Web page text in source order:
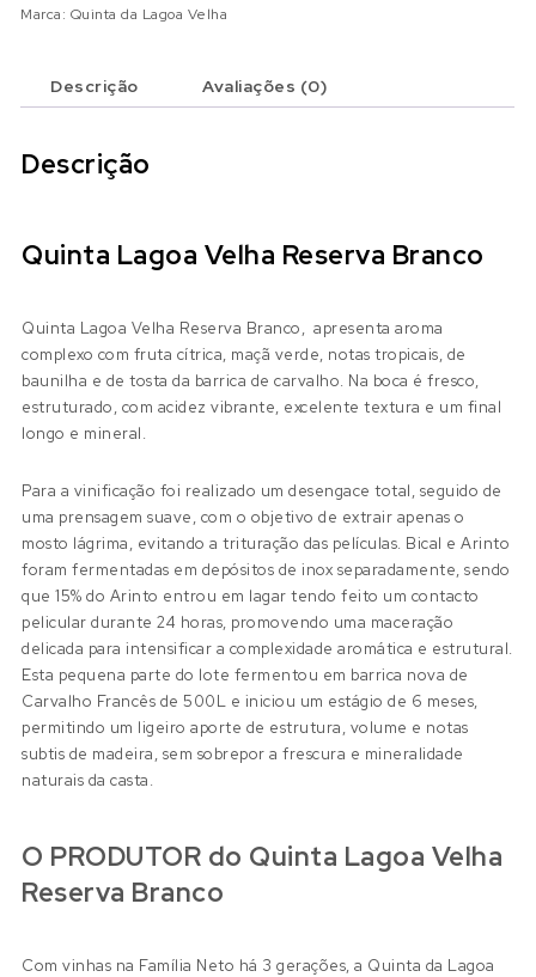
Marca: Quinta da Lagoa Velha
Descrição Avaliações (0)
Descrição
Quinta Lagoa Velha Reserva Branco
Quinta Lagoa Velha Reserva Branco, apresenta aroma
complexo com fruta cítrica, maçã verde, notas tropicais, de
baunilha e de tosta da barrica de carvalho. Na boca é fresco,
estruturado, com acidez vibrante, excelente textura e um final
longo e mineral.
Para a vinificação foi realizado um desengace total, seguido de
uma prensagem suave, com o objetivo de extrair apenas o
mosto lágrima, evitando a trituração das películas. Bical e Arinto
foram fermentadas em depósitos de inox separadamente, sendo
que 15% do Arinto entrou em lagar tendo feito um contacto
pelicular durante 24 horas, promovendo uma maceração
delicada para intensificar a complexidade aromática e estrutural.
Esta pequena parte do lote fermentou em barrica nova de
Carvalho Francês de 500L e iniciou um estágio de 6 meses,
permitindo um ligeiro aporte de estrutura, volume e notas
subtis de madeira, sem sobrepor a frescura e mineralidade
naturais da casta.
O PRODUTOR do Quinta Lagoa Velha
Reserva Branco
Com vinhas na Família Neto há 3 gerações, a Quinta da Lagoa